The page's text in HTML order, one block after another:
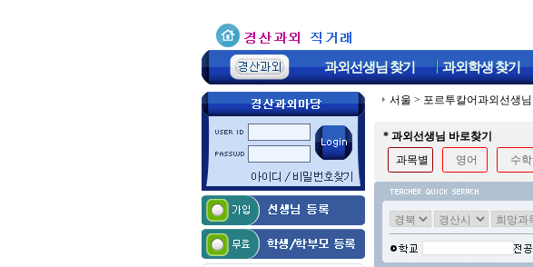
과외선생님찾기 과외학생찾기
서울 > 포르투칼어과외선생님
* 과외선생님 바로찾기
과목별
영어 수학